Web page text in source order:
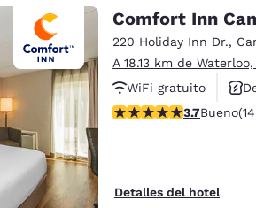
Europa
Deutschland
Deutsch
Spain
English
Comfort Inn
220 Holiday Inn Dr.,
A 18.13 km de
WiFi gratuito
Se aceptan
calificación de 3.66
3.7Bueno
Detalles del hotel